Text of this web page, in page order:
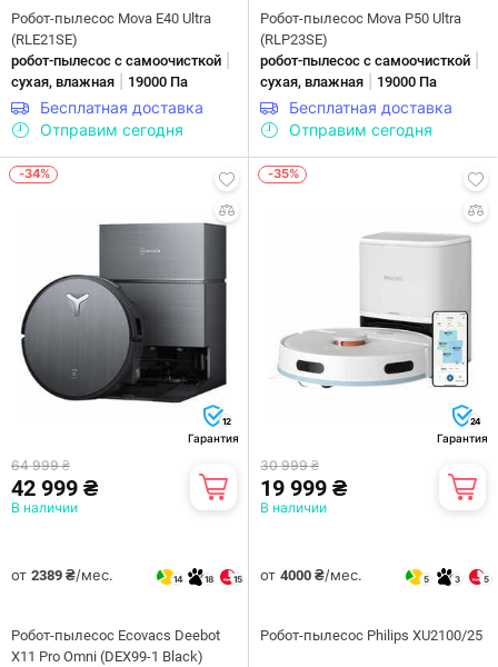
Робот-пылесос Mova E40 Ultra
(RLE21SE)
робот-пылесос с самоочисткой
сухая, влажная 19000 Па
Бесплатная доставка
Отправим сегодня
Робот-пылесос Mova P50 Ultra
(RLP23SE)
робот-пылесос с самоочисткой
сухая, влажная 19000 Па
Бесплатная доставка
Отправим сегодня
-34%
12
Гарантия
64 999 ₴
42 999 ₴
В наличии
от 2389 ₴/мес. 14 18 15
Робот-пылесос Ecovacs Deebot
X11 Pro Omni (DEX99-1 Black)
-35%
24
Гарантия
30 999 ₴
19 999 ₴
В наличии
от 4000 ₴/мес. 5 3 5
Робот-пылесос Philips XU2100/25